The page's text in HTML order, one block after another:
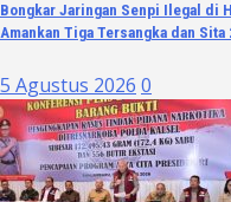
Bongkar Jaringan Senpi Ilegal di
Amankan Tiga Tersangka dan
5 Agustus 2026 0